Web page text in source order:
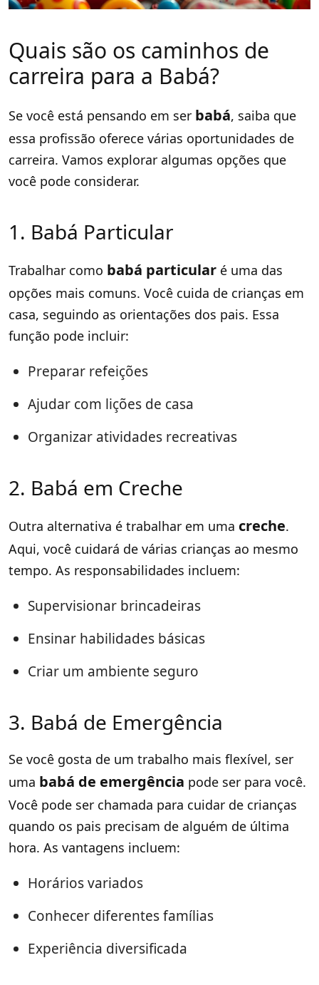
Quais são os caminhos de
carreira para a Babá?
Se você está pensando em ser babá, saiba que
essa profissão oferece várias oportunidades de
carreira. Vamos explorar algumas opções que
você pode considerar.
1. Babá Particular
Trabalhar como babá particular é uma das
opções mais comuns. Você cuida de crianças em
casa, seguindo as orientações dos pais. Essa
função pode incluir:
Preparar refeições
Ajudar com lições de casa
Organizar atividades recreativas
2. Babá em Creche
Outra alternativa é trabalhar em uma creche.
Aqui, você cuidará de várias crianças ao mesmo
tempo. As responsabilidades incluem:
Supervisionar brincadeiras
Ensinar habilidades básicas
Criar um ambiente seguro
3. Babá de Emergência
Se você gosta de um trabalho mais flexível, ser
uma babá de emergência pode ser para você.
Você pode ser chamada para cuidar de crianças
quando os pais precisam de alguém de última
hora. As vantagens incluem:
Horários variados
Conhecer diferentes famílias
Experiência diversificada